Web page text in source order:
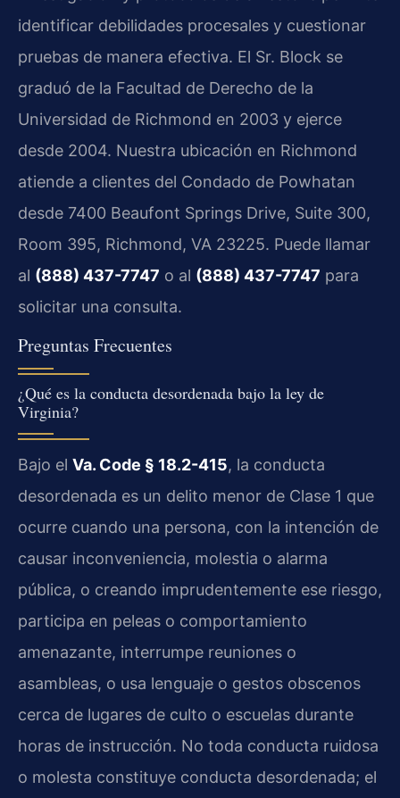
identificar debilidades procesales y cuestionar
pruebas de manera efectiva. El Sr. Block se
graduó de la Facultad de Derecho de la
Universidad de Richmond en 2003 y ejerce
desde 2004. Nuestra ubicación en Richmond
atiende a clientes del Condado de Powhatan
desde 7400 Beaufont Springs Drive, Suite 300,
Room 395, Richmond, VA 23225. Puede llamar
al (888) 437-7747 o al (888) 437-7747 para
solicitar una consulta.
Preguntas Frecuentes
¿Qué es la conducta desordenada bajo la ley de
Virginia?
Bajo el Va. Code § 18.2-415, la conducta
desordenada es un delito menor de Clase 1 que
ocurre cuando una persona, con la intención de
causar inconveniencia, molestia o alarma
pública, o creando imprudentemente ese riesgo,
participa en peleas o comportamiento
amenazante, interrumpe reuniones o
asambleas, o usa lenguaje o gestos obscenos
cerca de lugares de culto o escuelas durante
horas de instrucción. No toda conducta ruidosa
o molesta constituye conducta desordenada; el